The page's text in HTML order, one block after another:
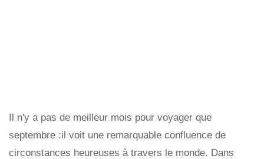
Il n'y a pas de meilleur mois pour voyager que
septembre :il voit une remarquable confluence de
circonstances heureuses à travers le monde. Dans